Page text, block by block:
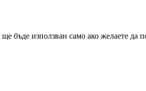
бъде използван само ако желаете да